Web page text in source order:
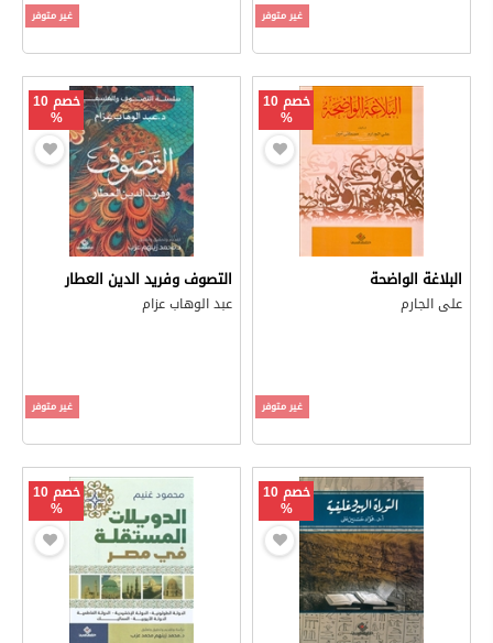
غير متوفر غير متوفر
خصم 10
%
البلاغة الواضحة
على الجارم
غير متوفر
خصم 10
%
التصوف وفريد الدين العطار
عبد الوهاب عزام
غير متوفر
خصم 10
%
خصم 10
%